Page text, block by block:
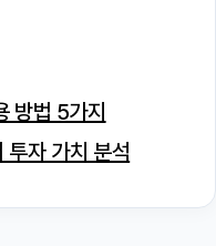
방법 5가지
투자 가치 분석